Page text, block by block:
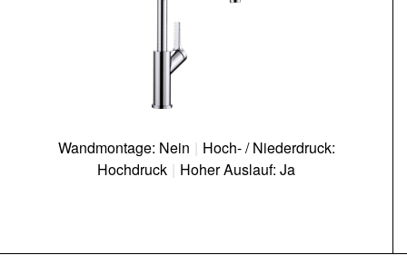
Wandmontage: Nein | Hoch- / Niederdruck:
Hochdruck | Hoher Auslauf: Ja